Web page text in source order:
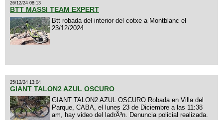
26/12/24 08:13
BTT MASSI TEAM EXPERT
Btt robada del interior del cotxe a Montblanc el
23/12/2024
25/12/24 13:04
GIANT TALON2 AZUL OSCURO
GIANT TALON2 AZUL OSCURO Robada en Villa del
Parque, CABA, el lunes 23 de Diciembre a las 11:38
am, hay video del ladrÃ³n. Denuncia policial realizada.